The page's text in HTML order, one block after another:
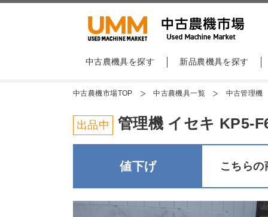
中古農機具を探す 新品農機具を探す
中古農機市場TOP 中古農機具一覧 中古管理機
出品中 管理機 イセキ
値下げ こちら